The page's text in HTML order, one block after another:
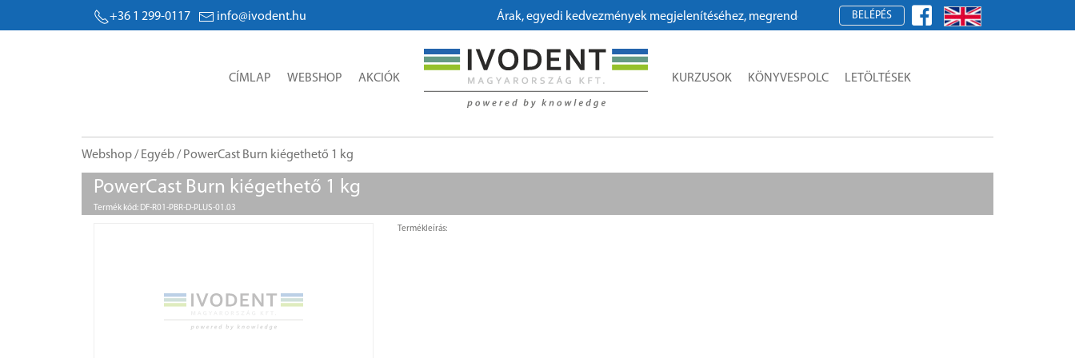
+36 1 299-0117 info@ivodent.hu Árak, egyedi kedvezmények megjelenítéséhez, megrendeléshez kérjük, regisztráljon!
BELÉPÉS
CÍMLAP WEBSHOP AKCIÓK KURZUSOK KÖNYVESPOLC LETÖLTÉSEK
Webshop/ Egyéb/ PowerCast Burn kiégethető 1 kg
PowerCast Burn kiégethető 1 kg
Termék kód: DF-R01-PBR-D-PLUS-01.03
Termékleírás: